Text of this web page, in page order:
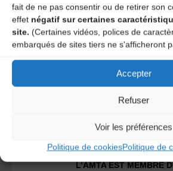
fait de ne pas consentir ou de retirer son
effet négatif sur certaines
site. (Certaines vidéos, polices de
embarqués de sites tiers ne s'afficheront
Accepter
Refuser
Voir les préférences
Politique de cookiesPolitique de
Le distributeur des
L’AMTA EST MEMBRE